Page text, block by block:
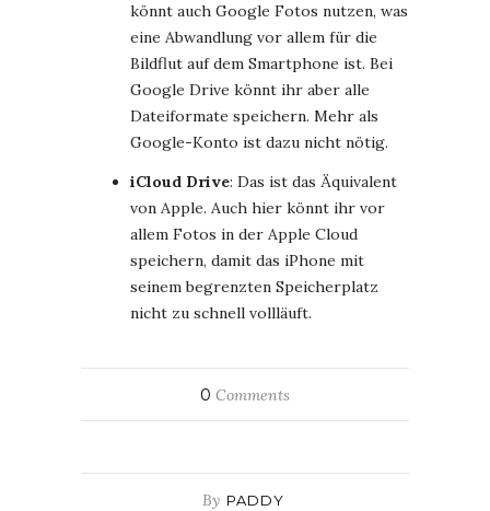
könnt auch Google Fotos nutzen, was
eine Abwandlung vor allem für die
Bildflut auf dem Smartphone ist. Bei
Google Drive könnt ihr aber alle
Dateiformate speichern. Mehr als
Google-Konto ist dazu nicht nötig.
iCloud Drive: Das ist das Äquivalent
von Apple. Auch hier könnt ihr vor
allem Fotos in der Apple Cloud
speichern, damit das iPhone mit
seinem begrenzten Speicherplatz
nicht zu schnell vollläuft.
0 Comments
By PADDY